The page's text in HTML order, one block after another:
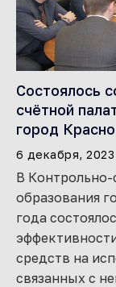
Состоялось
счётной
город
6 декабря, 2023
В Контрольно-
образования
года
средств на
связанных с